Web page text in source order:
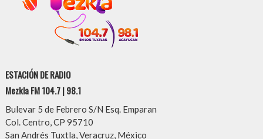
ESTACIÓN DE RADIO
Mezkla FM 104.7 | 98.1
Bulevar 5 de Febrero S/N Esq. Emparan
Col. Centro, CP 95710
San Andrés Tuxtla, Veracruz, México